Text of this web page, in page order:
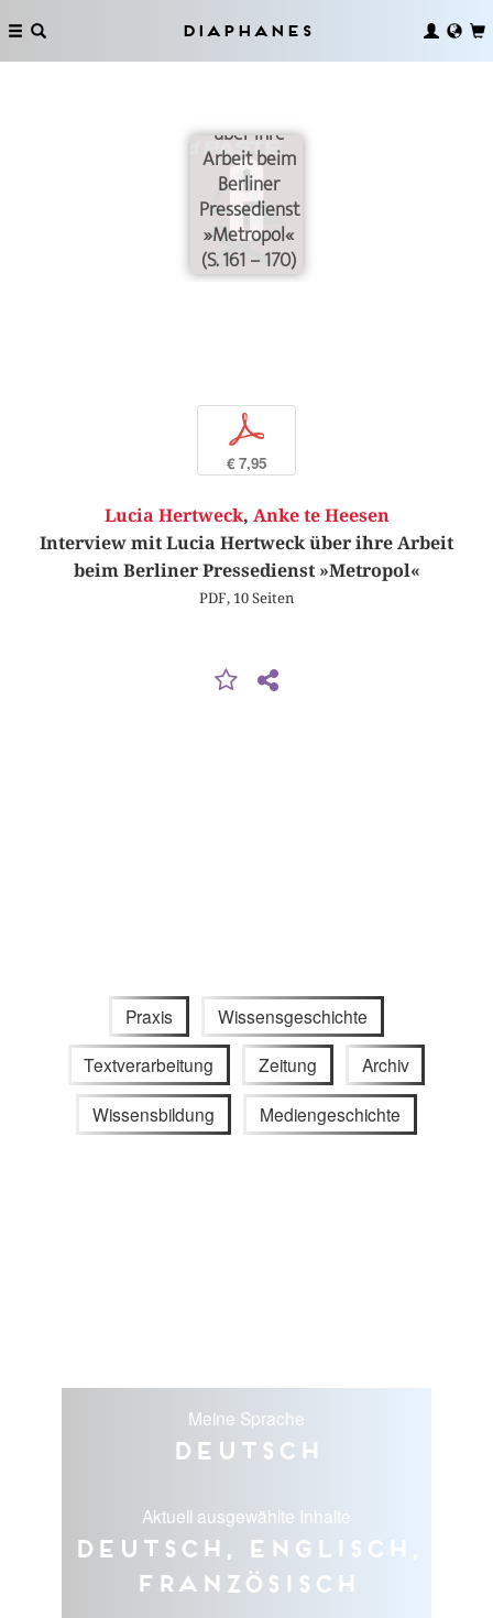
Diaphanes
Interview mit
über ihre
Arbeit beim
Berliner
Pressedienst
»Metropol«
(S. 161 – 170)
p
€ 7,95
Lucia Hertweck, Anke te Heesen
Interview mit Lucia Hertweck über ihre Arbeit
beim Berliner Pressedienst »Metropol«
PDF, 10 Seiten
Praxis Wissensgeschichte
Textverarbeitung Zeitung Archiv
Wissensbildung Mediengeschichte
Meine Sprache
Deutsch
Aktuell ausgewählte Inhalte
Deutsch, Englisch,
Französisch